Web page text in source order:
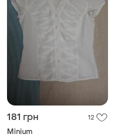
181 грн 12
Minium